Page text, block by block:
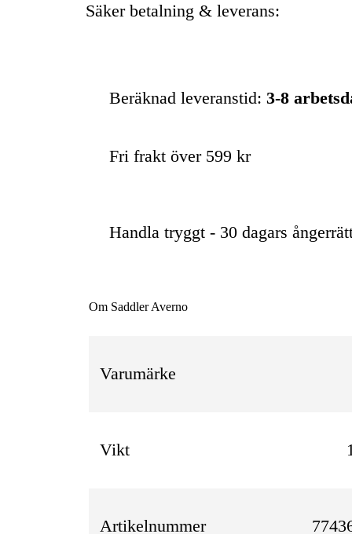
Säker betalning & leverans:
Beräknad leveranstid: 3-8
Fri frakt över 599 kr
Handla tryggt - 30 dagars
Om Saddler Averno
Varumärke
Vikt
Artikelnummer